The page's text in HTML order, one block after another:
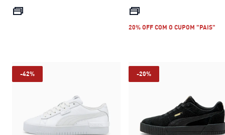
preço atual R$ 249,99
20% OFF COM O CUPOM "PAIS"
-42% -20%